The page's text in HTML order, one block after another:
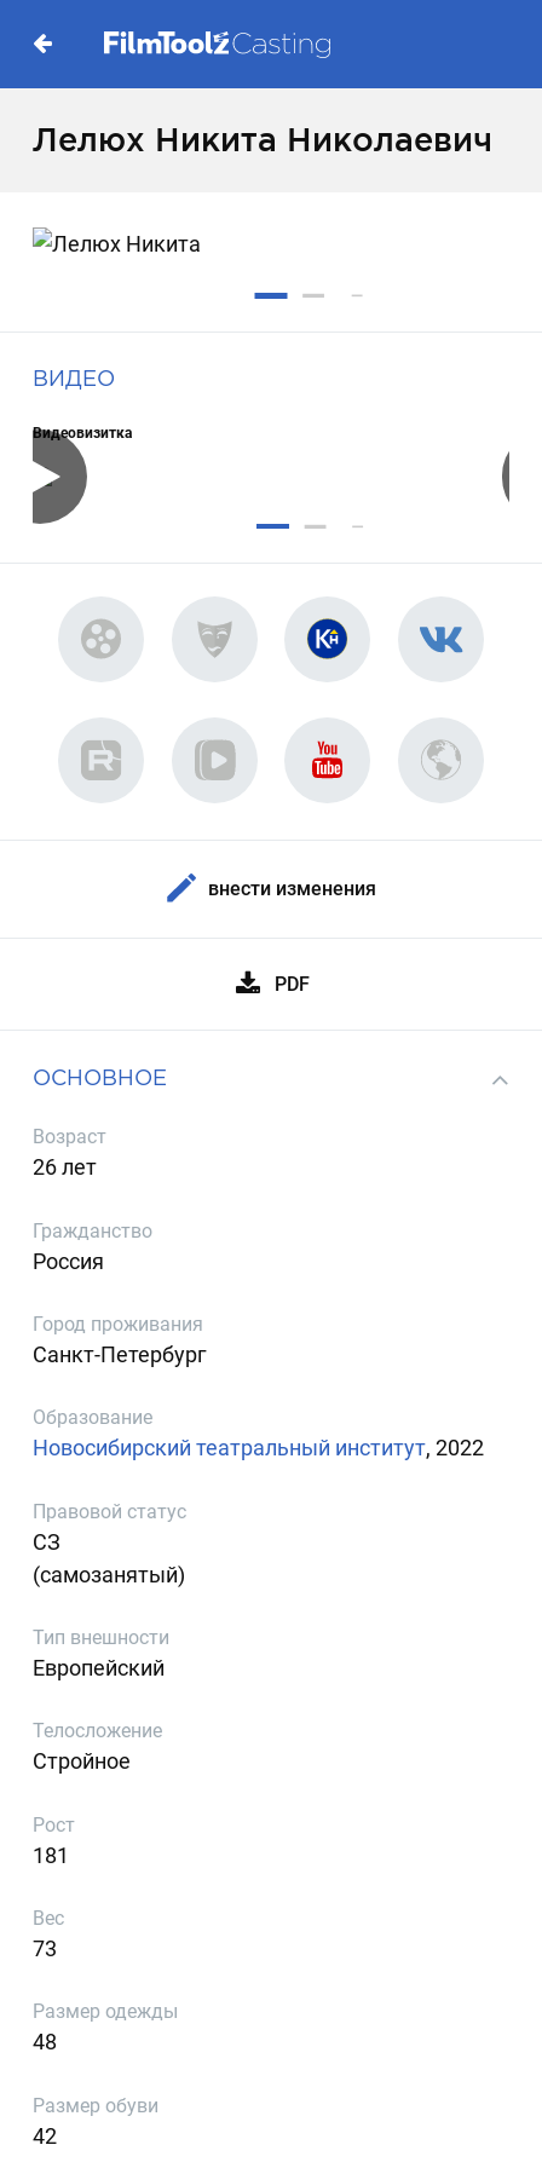
Лелюх Никита Николаевич
ВИДЕО
Видеовизитка
внести изменения
PDF
ОСНОВНОЕ
Возраст
26 лет
Гражданство
Россия
Город проживания
Санкт-Петербург
Образование
Новосибирский театральный институт, 2022
Правовой статус
СЗ
(самозанятый)
Тип внешности
Европейский
Телосложение
Стройное
Рост
181
Вес
73
Размер одежды
48
Размер обуви
42